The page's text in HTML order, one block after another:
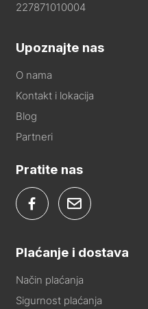
227871010004
Upoznajte nas
O nama
Kontakt i lokacija
Blog
Partneri
Pratite nas
Plaćanje i dostava
Način plaćanja
Sigurnost plaćanja